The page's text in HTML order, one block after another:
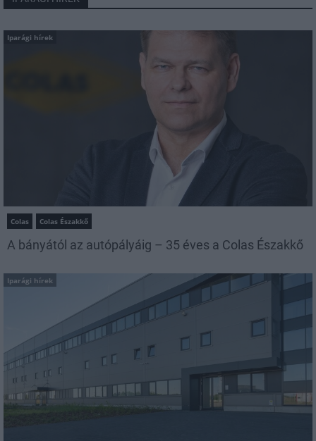
Iparági hírek
Colas Colas Északkő
A bányától az autópályáig – 35 éves a Colas Északkő
Iparági hírek